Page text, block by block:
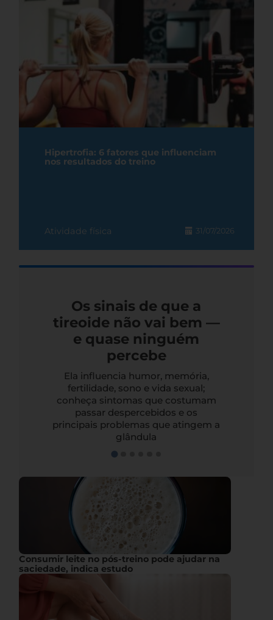
Hipertrofia: 6 fatores que influenciam
nos resultados do treino
Atividade física 31/07/2026
Os sinais de que a
tireoide não vai bem —
e quase ninguém
percebe
Ela influencia humor, memória,
fertilidade, sono e vida sexual;
conheça sintomas que costumam
passar despercebidos e os
principais problemas que atingem a
glândula
Consumir leite no pós-treino pode ajudar na
saciedade, indica estudo